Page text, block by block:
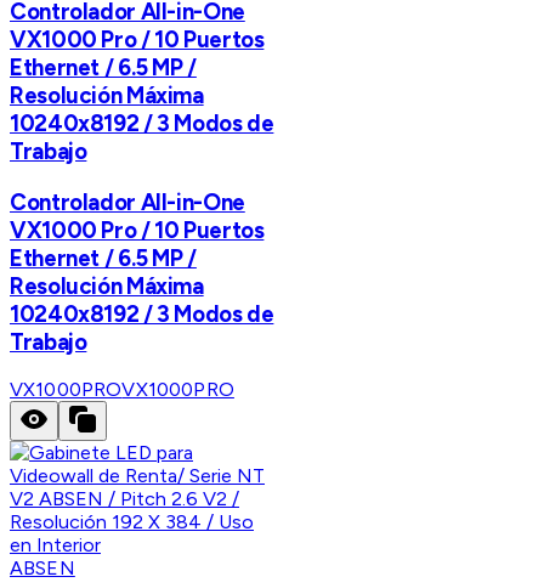
Controlador All-in-One
VX1000 Pro / 10 Puertos
Ethernet / 6.5 MP /
Resolución Máxima
10240x8192 / 3 Modos de
Trabajo
Controlador All-in-One
VX1000 Pro / 10 Puertos
Ethernet / 6.5 MP /
Resolución Máxima
10240x8192 / 3 Modos de
Trabajo
VX1000PROVX1000PRO
ABSEN